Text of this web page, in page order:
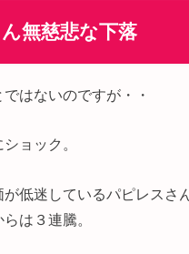
無慈悲な下落
はないのですが・・
ョック。
低迷しているパピレスさ
は３連騰。